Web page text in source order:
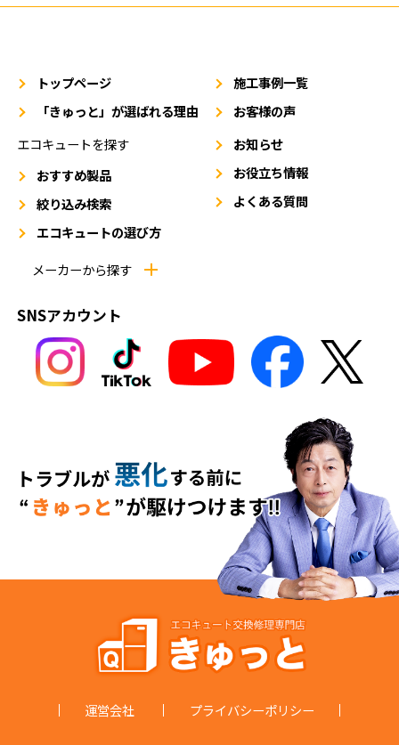
トップページ
「きゅっと」が選ばれる理由
エコキュートを探す
おすすめ製品
絞り込み検索
エコキュートの選び方
メーカーから探す
施工事例一覧
お客様の声
お知らせ
お役立ち情報
よくある質問
SNSアカウント
運営会社 プライバシーポリシー